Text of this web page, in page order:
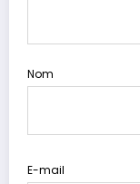
Nom
E-mail